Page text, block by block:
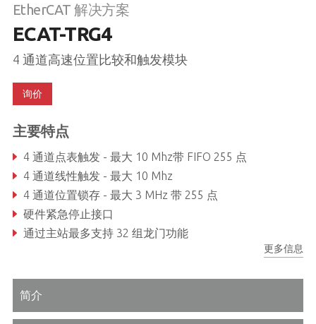
EtherCAT 解决方案
ECAT-TRG4
4 通道高速位置比较和触发模块
询价
主要特点
4 通道点表触发 - 最大 10 Mhz带 FIFO 255 点
4 通道线性触发 - 最大 10 Mhz
4 通道位置锁存 - 最大 3 MHz 带 255 点
硬件紧急停止接口
通过主站最多支持 32 组龙门功能
更多信息
简介